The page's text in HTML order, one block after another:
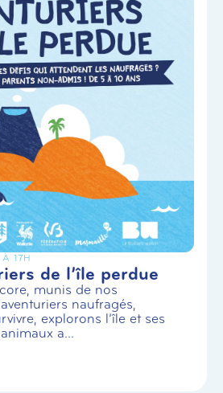
17H
de l’île perdue
munis de nos
naufragés,
explorons l’île et ses
a...